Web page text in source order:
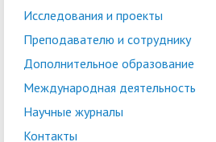
Исследования и проекты
Преподавателю и сотруднику
Дополнительное образование
Международная деятельность
Научные журналы
Контакты